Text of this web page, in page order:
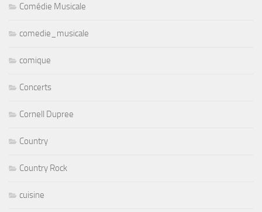
Comédie Musicale
comedie_musicale
comique
Concerts
Cornell Dupree
Country
Country Rock
cuisine